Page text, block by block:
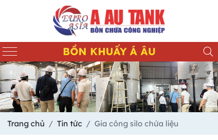
BỒN KHUẤY Á ÂU
Trang chủ Tin tức Gia công silo chứa liệu